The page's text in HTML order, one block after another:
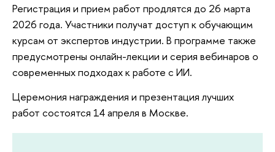
Регистрация и прием работ продлятся до 26 марта
2026 года. Участники получат доступ к обучающим
курсам от экспертов индустрии. В программе также
предусмотрены онлайн-лекции и серия вебинаров о
современных подходах к работе с ИИ.
Церемония награждения и презентация лучших
работ состоятся 14 апреля в Москве.